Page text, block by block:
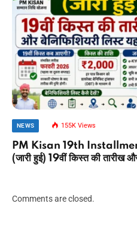
NEWS 155KViews
PM Kisan 19th
(जारी हुई) 19वीं किस्त की तारीख
Comments are closed.